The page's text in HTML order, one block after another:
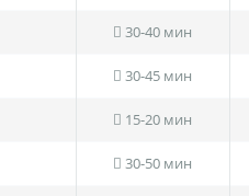
30-40 мин
30-45 мин
15-20 мин
30-50 мин